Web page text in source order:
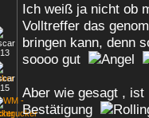
Ich weiß ja nicht ob
Volltreffer das
bringen kann, denn
soooo gut
Aber wie gesagt , ist
Bestätigung